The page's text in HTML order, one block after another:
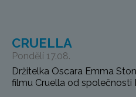
CRUELLA
Pondělí 17.08.
Držitelka Oscara Emma
filmu Cruella od společnosti